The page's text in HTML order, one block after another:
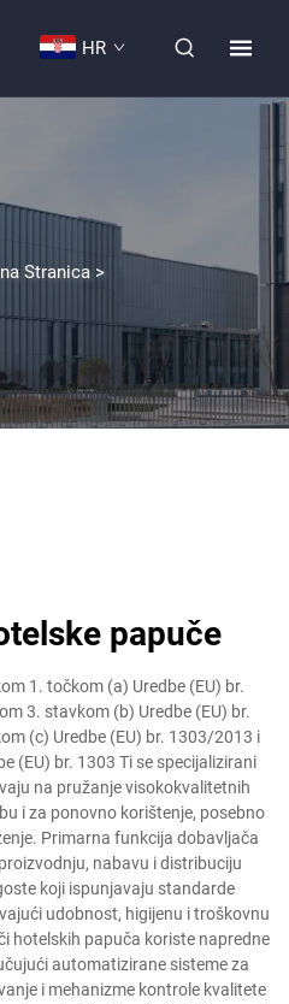
HR
Stranica>
papuče
1. točkom (a) Uredbe (EU) br.
3. stavkom (b) Uredbe (EU) br.
(c) Uredbe (EU) br. 1303/2013 i
(EU) br. 1303 Ti se specijalizirani
na pružanje visokokvalitetnih
i za ponovno korištenje, posebno
Primarna funkcija dobavljača
nabavu i distribuciju
koji ispunjavaju standarde
udobnost, higijenu i troškovnu
hotelskih papuča koriste napredne
automatizirane sisteme za
i mehanizme kontrole kvalitete